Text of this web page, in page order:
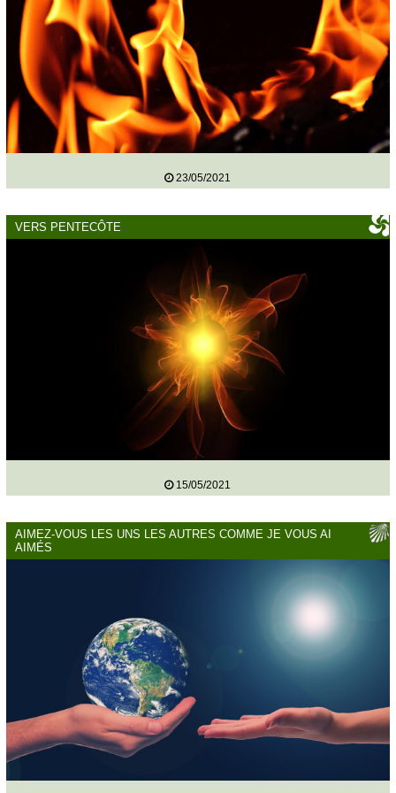
23/05/2021
VERS PENTECÔTE
15/05/2021
AIMEZ-VOUS LES UNS LES AUTRES COMME JE VOUS AI
AIMÉS